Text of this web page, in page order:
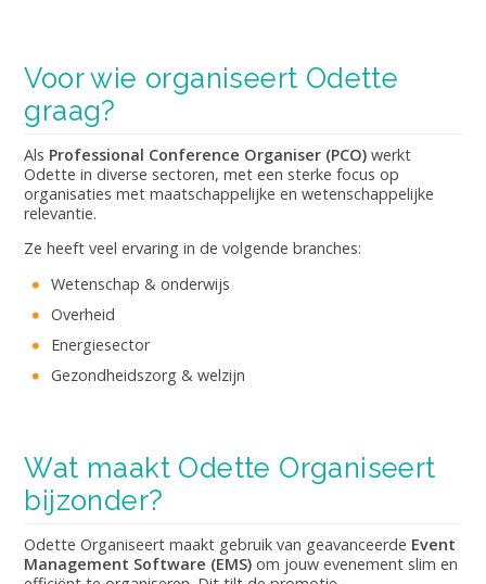
Voor wie organiseert Odette
graag?
Als Professional Conference Organiser (PCO) werkt
Odette in diverse sectoren, met een sterke focus op
organisaties met maatschappelijke en wetenschappelijke
relevantie.
Ze heeft veel ervaring in de volgende branches:
Wetenschap & onderwijs
Overheid
Energiesector
Gezondheidszorg & welzijn
Wat maakt Odette Organiseert
bijzonder?
Odette Organiseert maakt gebruik van geavanceerde Event
Management Software (EMS) om jouw evenement slim en